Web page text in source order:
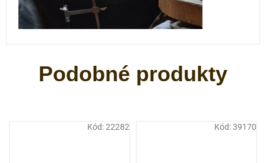
Kód:22282 Kód:39170